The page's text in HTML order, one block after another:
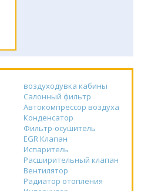
воздуходувка кабины
Салонный фильтр
Автокомпрессор воздуха
Конденсатор
Фильтр-осушитель
EGR Клапан
Испаритель
Расширительный клапан
Вентилятор
Радиатор отопления